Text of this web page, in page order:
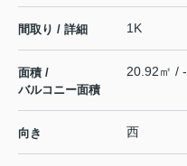
間取り / 詳細 1K
面積 /
バルコニー面積
20.92㎡ / -
向き 西